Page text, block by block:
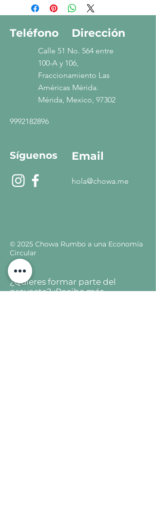
Teléfono Dirección
Calle 51 No. 564 entre
100-A y 106,
Fraccionamiento Las
Américas Mérida.
Mérida, Mexico, 97302
9992182896
Síguenos Email
hola@chowa.me
© 2025 Chowa Rumbo a una Economía
Circular
¿Quieres formar parte del
proyecto? ¡Recibe más